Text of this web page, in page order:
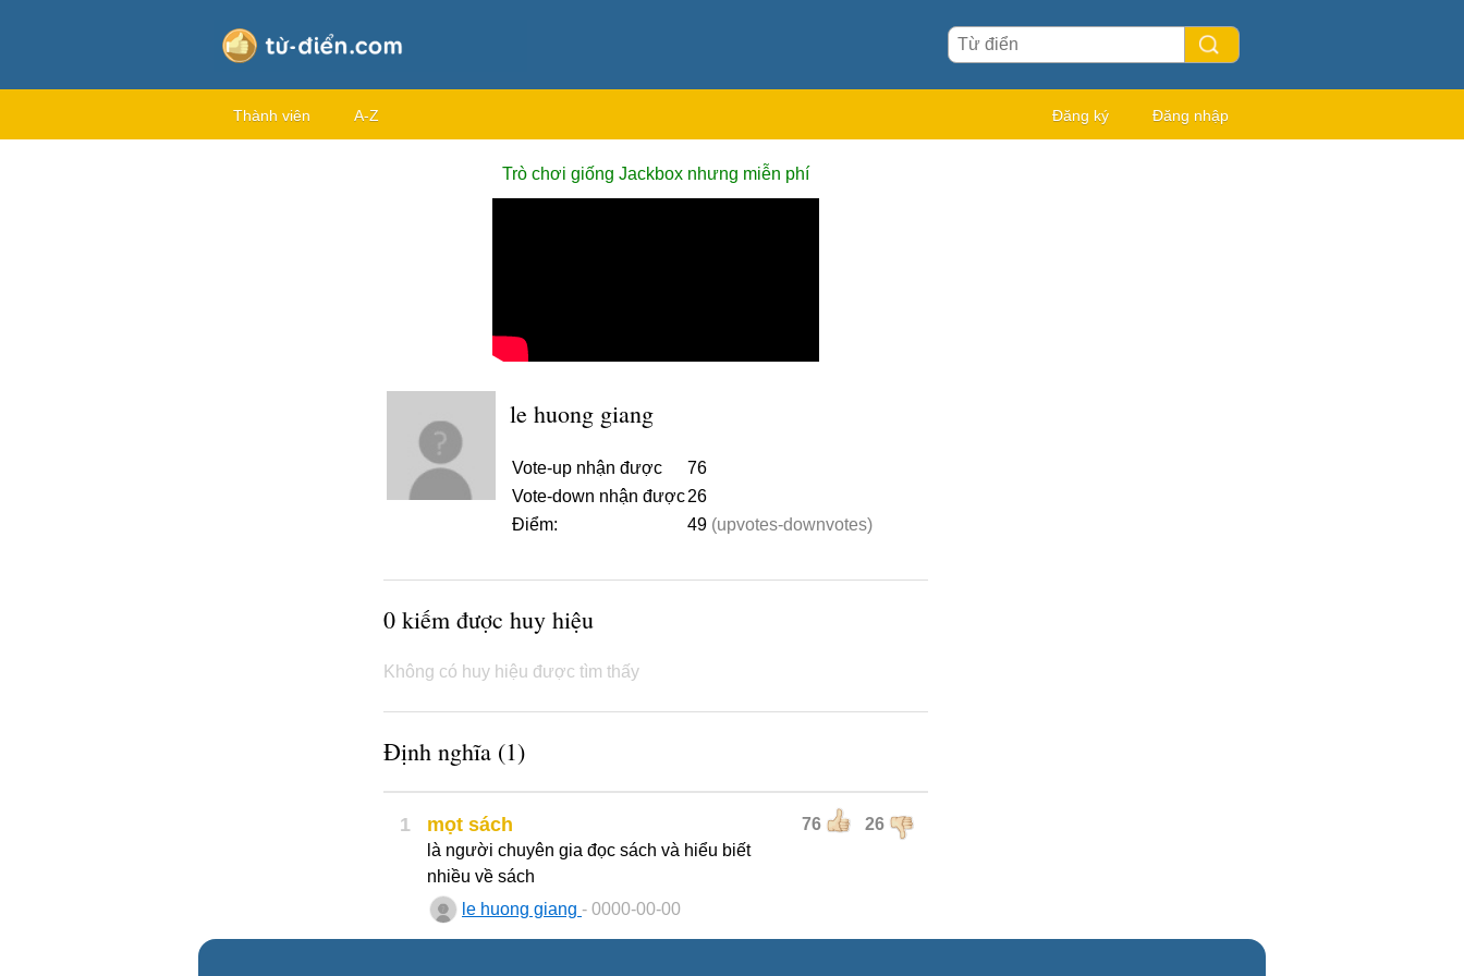
Thành viên A-Z Đăng ký Đăng nhập
Trò chơi giống Jackbox nhưng miễn phí
le huong giang
Vote-up nhận được
76
Vote-down nhận được26
Điểm:
49 (upvotes-downvotes)
0 kiếm được huy hiệu
Không có huy hiệu được tìm thấy
Định nghĩa (1)
1 76 26
mọt sách
là người chuyên gia đọc sách và hiểu biết
nhiều về sách
le huong giang - 0000-00-00